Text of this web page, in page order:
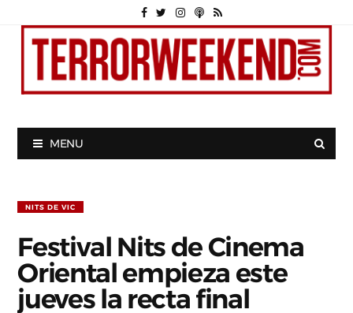
MENU
NITS DE VIC
Festival Nits de Cinema
Oriental empieza este
jueves la recta final